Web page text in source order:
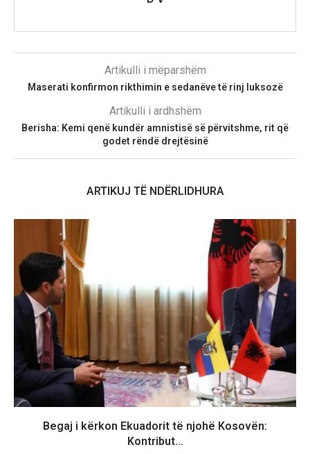
Artikulli i mëparshëm
Maserati konfirmon rikthimin e sedanëve të rinj luksozë
Artikulli i ardhshëm
Berisha: Kemi qenë kundër amnistisë së përvitshme, rit që
godet rëndë drejtësinë
ARTIKUJ TË NDËRLIDHURA
Begaj i kërkon Ekuadorit të njohë Kosovën:
Kontribut...